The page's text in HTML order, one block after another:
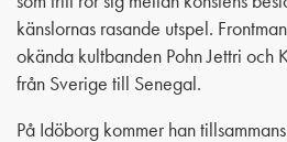
känslornas rasande utspel.
okända kultbanden Pohn Jettri och
från Sverige till Senegal.
På Idöborg kommer han